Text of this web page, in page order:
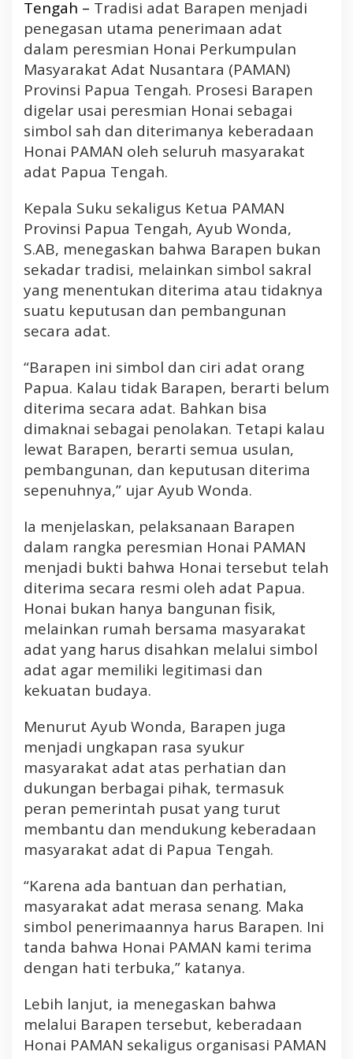
d
a
t
P
e
e
s
a
n
H
n
a
i
M
A
N
P
a
p
u
a
e
n
g
a
h
Tengah – Tradisi adat Barapen menjadi
penegasan utama penerimaan adat
dalam peresmian Honai Perkumpulan
Masyarakat Adat Nusantara (PAMAN)
Provinsi Papua Tengah. Prosesi Barapen
digelar usai peresmian Honai sebagai
simbol sah dan diterimanya keberadaan
Honai PAMAN oleh seluruh masyarakat
adat Papua Tengah.
Kepala Suku sekaligus Ketua PAMAN
Provinsi Papua Tengah, Ayub Wonda,
S.AB, menegaskan bahwa Barapen bukan
sekadar tradisi, melainkan simbol sakral
yang menentukan diterima atau tidaknya
suatu keputusan dan pembangunan
secara adat.
“Barapen ini simbol dan ciri adat orang
Papua. Kalau tidak Barapen, berarti belum
diterima secara adat. Bahkan bisa
dimaknai sebagai penolakan. Tetapi kalau
lewat Barapen, berarti semua usulan,
pembangunan, dan keputusan diterima
sepenuhnya,” ujar Ayub Wonda.
Ia menjelaskan, pelaksanaan Barapen
dalam rangka peresmian Honai PAMAN
menjadi bukti bahwa Honai tersebut telah
diterima secara resmi oleh adat Papua.
Honai bukan hanya bangunan fisik,
melainkan rumah bersama masyarakat
adat yang harus disahkan melalui simbol
adat agar memiliki legitimasi dan
kekuatan budaya.
Menurut Ayub Wonda, Barapen juga
menjadi ungkapan rasa syukur
masyarakat adat atas perhatian dan
dukungan berbagai pihak, termasuk
peran pemerintah pusat yang turut
membantu dan mendukung keberadaan
masyarakat adat di Papua Tengah.
“Karena ada bantuan dan perhatian,
masyarakat adat merasa senang. Maka
simbol penerimaannya harus Barapen. Ini
tanda bahwa Honai PAMAN kami terima
dengan hati terbuka,” katanya.
Lebih lanjut, ia menegaskan bahwa
melalui Barapen tersebut, keberadaan
Honai PAMAN sekaligus organisasi PAMAN